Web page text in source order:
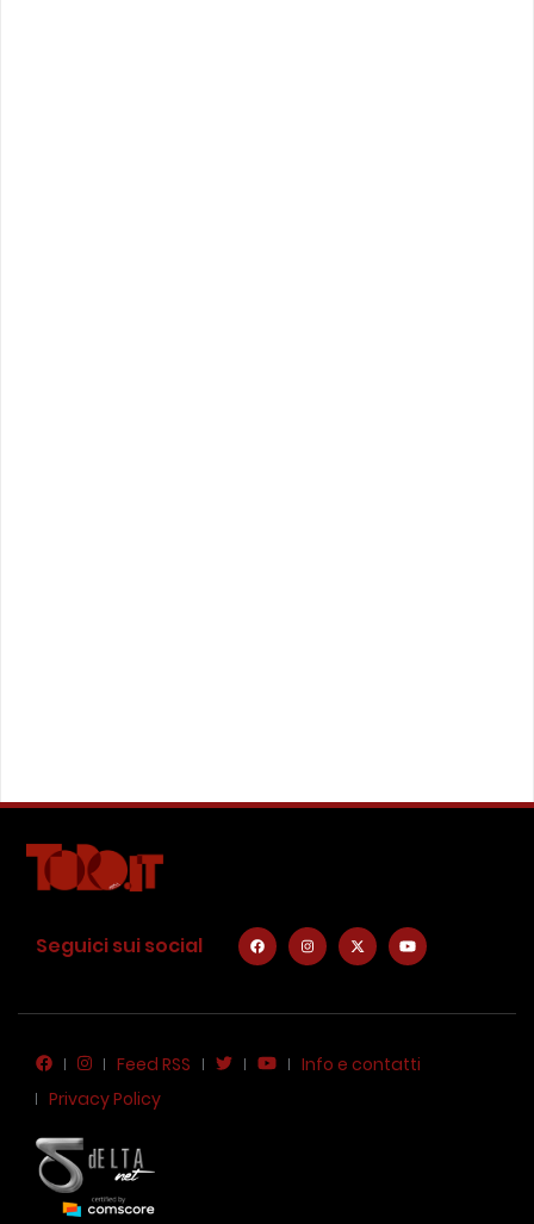
Seguici sui social
Feed RSS
Info e contatti
Privacy Policy